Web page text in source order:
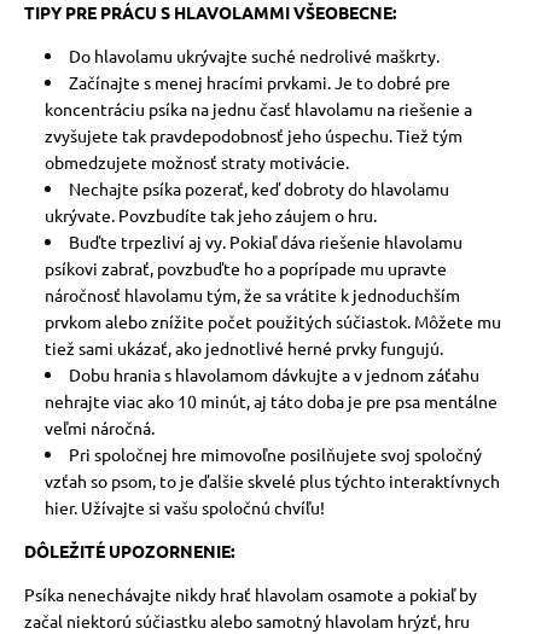
TIPY PRE PRÁCU S HLAVOLAMMI VŠEOBECNE:
Do hlavolamu ukrývajte suché nedrolivé maškrty.
Začínajte s menej hracími prvkami. Je to dobré pre
koncentráciu psíka na jednu časť hlavolamu na riešenie a
zvyšujete tak pravdepodobnosť jeho úspechu. Tiež tým
obmedzujete možnosť straty motivácie.
Nechajte psíka pozerať, keď dobroty do hlavolamu
ukrývate. Povzbudíte tak jeho záujem o hru.
Buďte trpezliví aj vy. Pokiaľ dáva riešenie hlavolamu
psíkovi zabrať, povzbuďte ho a poprípade mu upravte
náročnosť hlavolamu tým, že sa vrátite k jednoduchším
prvkom alebo znížite počet použitých súčiastok. Môžete mu
tiež sami ukázať, ako jednotlivé herné prvky fungujú.
Dobu hrania s hlavolamom dávkujte a v jednom záťahu
nehrajte viac ako 10 minút, aj táto doba je pre psa mentálne
veľmi náročná.
Pri spoločnej hre mimovoľne posilňujete svoj spoločný
vzťah so psom, to je ďalšie skvelé plus týchto interaktívnych
hier. Užívajte si vašu spoločnú chvíľu!
DÔLEŽITÉ UPOZORNENIE:
Psíka nenechávajte nikdy hrať hlavolam osamote a pokiaľ by
začal niektorú súčiastku alebo samotný hlavolam hrýzť, hru